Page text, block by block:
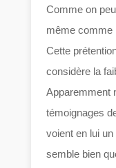
Comme on
même comme
Cette
considère la
Apparemment
témoignages
voient en lui
semble bien